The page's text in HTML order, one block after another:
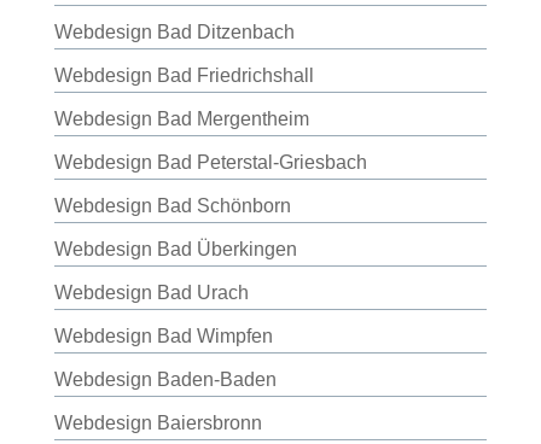
Webdesign Bad Ditzenbach
Webdesign Bad Friedrichshall
Webdesign Bad Mergentheim
Webdesign Bad Peterstal-Griesbach
Webdesign Bad Schönborn
Webdesign Bad Überkingen
Webdesign Bad Urach
Webdesign Bad Wimpfen
Webdesign Baden-Baden
Webdesign Baiersbronn